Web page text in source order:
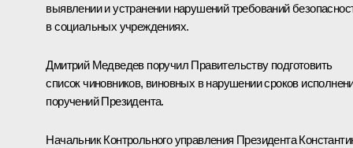
выявлении и устранении нарушений требований
в социальных учреждениях.
Дмитрий Медведев поручил Правительству подготовить
список чиновников, виновных в нарушении сроков
поручений Президента.
Начальник Контрольного управления Президента